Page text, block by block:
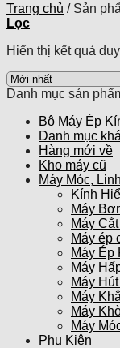
Trang chủ /Sản
Lọc
Hiển thị kết quả
Danh mục sản
Bộ Máy Ép
Danh mục
Hàng mới về
Kho máy cũ
Máy Móc,
Kính
Máy
Máy
Máy ép
Máy Ép
Máy
Máy
Máy
Máy
Máy
Phụ Kiện